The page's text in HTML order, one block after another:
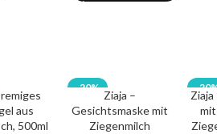
aus
500ml
-20%
Ziaja –
Gesichtsmaske mit
Ziegenmilch
-